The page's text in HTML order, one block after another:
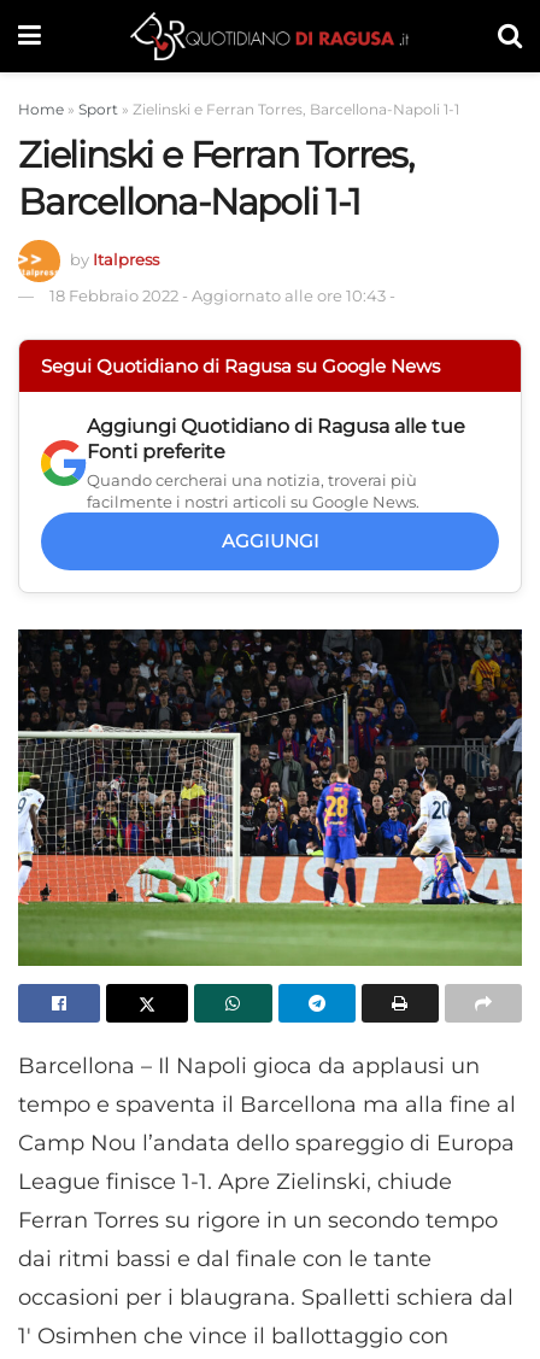
Home » Sport » Zielinski e Ferran Torres, Barcellona-Napoli 1-1
Zielinski e Ferran Torres,
Barcellona-Napoli 1-1
by Italpress
18 Febbraio 2022 - Aggiornato alle ore 10:43 -
Segui Quotidiano di Ragusa su Google News
Aggiungi Quotidiano di Ragusa alle tue
Fonti preferite
Quando cercherai una notizia, troverai più
facilmente i nostri articoli su Google News.
AGGIUNGI
Barcellona – Il Napoli gioca da applausi un
tempo e spaventa il Barcellona ma alla fine al
Camp Nou l’andata dello spareggio di Europa
League finisce 1-1. Apre Zielinski, chiude
Ferran Torres su rigore in un secondo tempo
dai ritmi bassi e dal finale con le tante
occasioni per i blaugrana. Spalletti schiera dal
1′ Osimhen che vince il ballottaggio con